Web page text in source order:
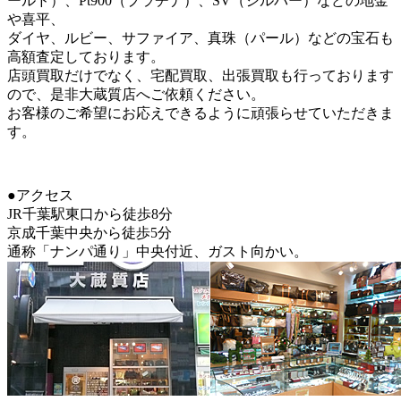
や喜平、
ダイヤ、ルビー、サファイア、真珠（パール）などの宝石も
高額査定しております。
店頭買取だけでなく、宅配買取、出張買取も行っております
ので、是非大蔵質店へご依頼ください。
お客様のご希望にお応えできるように頑張らせていただきま
す。
●アクセス
JR千葉駅東口から徒歩8分
京成千葉中央から徒歩5分
通称「ナンパ通り」中央付近、ガスト向かい。